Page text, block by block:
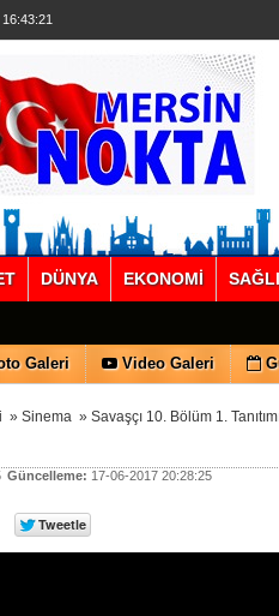
DÜNYA EKONOMİ
Galeri Video Galeri
» Sinema » Savaşçı 10. Bölüm 1.
Güncelleme: 17-06-2017 20:28:25